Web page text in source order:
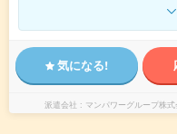
気になる!
派遣会社 マンパワーグループ株